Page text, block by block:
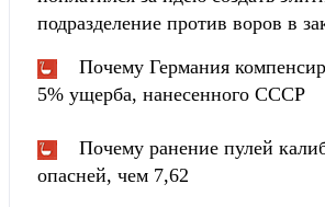
подразделение против воров в
Почему Германия
5% ущерба, нанесенного СССР
Почему ранение пулей
опасней, чем 7,62